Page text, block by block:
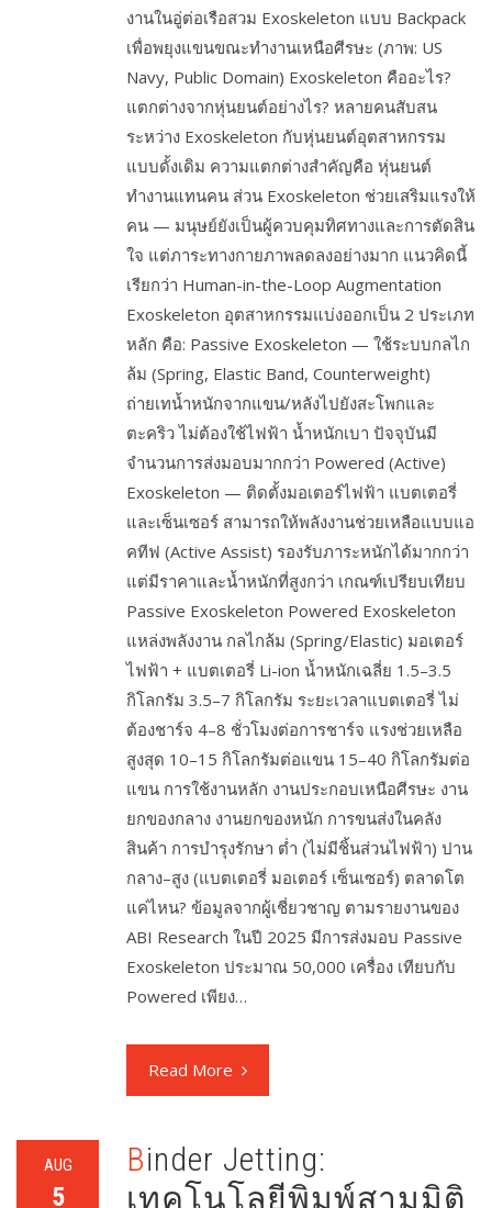
งานในอู่ต่อเรือสวม Exoskeleton แบบ Backpack
เพื่อพยุงแขนขณะทำงานเหนือศีรษะ (ภาพ: US
Navy, Public Domain) Exoskeleton คืออะไร?
แตกต่างจากหุ่นยนต์อย่างไร? หลายคนสับสน
ระหว่าง Exoskeleton กับหุ่นยนต์อุตสาหกรรม
แบบดั้งเดิม ความแตกต่างสำคัญคือ หุ่นยนต์
ทำงานแทนคน ส่วน Exoskeleton ช่วยเสริมแรงให้
คน — มนุษย์ยังเป็นผู้ควบคุมทิศทางและการตัดสิน
ใจ แต่ภาระทางกายภาพลดลงอย่างมาก แนวคิดนี้
เรียกว่า Human-in-the-Loop Augmentation
Exoskeleton อุตสาหกรรมแบ่งออกเป็น 2 ประเภท
หลัก คือ: Passive Exoskeleton — ใช้ระบบกลไก
ล้ม (Spring, Elastic Band, Counterweight)
ถ่ายเทน้ำหนักจากแขน/หลังไปยังสะโพกและ
ตะคริว ไม่ต้องใช้ไฟฟ้า น้ำหนักเบา ปัจจุบันมี
จำนวนการส่งมอบมากกว่า Powered (Active)
Exoskeleton — ติดตั้งมอเตอร์ไฟฟ้า แบตเตอรี่
และเซ็นเซอร์ สามารถให้พลังงานช่วยเหลือแบบแอ
คทีฟ (Active Assist) รองรับภาระหนักได้มากกว่า
แต่มีราคาและน้ำหนักที่สูงกว่า เกณฑ์เปรียบเทียบ
Passive Exoskeleton Powered Exoskeleton
แหล่งพลังงาน กลไกล้ม (Spring/Elastic) มอเตอร์
ไฟฟ้า + แบตเตอรี่ Li-ion น้ำหนักเฉลี่ย 1.5–3.5
กิโลกรัม 3.5–7 กิโลกรัม ระยะเวลาแบตเตอรี่ ไม่
ต้องชาร์จ 4–8 ชั่วโมงต่อการชาร์จ แรงช่วยเหลือ
สูงสุด 10–15 กิโลกรัมต่อแขน 15–40 กิโลกรัมต่อ
แขน การใช้งานหลัก งานประกอบเหนือศีรษะ งาน
ยกของกลาง งานยกของหนัก การขนส่งในคลัง
สินค้า การบำรุงรักษา ต่ำ (ไม่มีชิ้นส่วนไฟฟ้า) ปาน
กลาง–สูง (แบตเตอรี่ มอเตอร์ เซ็นเซอร์) ตลาดโต
แค่ไหน? ข้อมูลจากผู้เชี่ยวชาญ ตามรายงานของ
ABI Research ในปี 2025 มีการส่งมอบ Passive
Exoskeleton ประมาณ 50,000 เครื่อง เทียบกับ
Powered เพียง…
Read More
AUG
5
Binder Jetting:
เทคโนโลยีพิมพ์สามมิติ